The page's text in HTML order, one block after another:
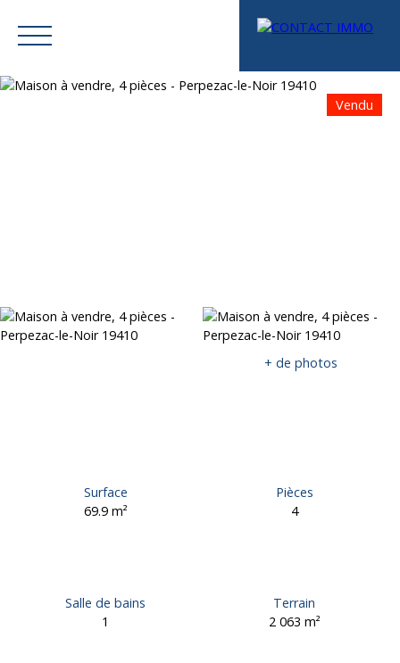
Mes favoris Espace vendeur Estimation
Vendu
+ de photos
Surface
69.9 m²
Pièces
4
Salle de bains
1
Terrain
2 063 m²